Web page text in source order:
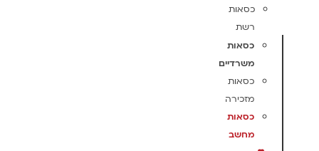
כסאות
רשת
כסאות
משרדיים
כסאות
מזכירה
כסאות
מחשב